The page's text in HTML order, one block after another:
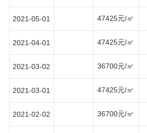
2021-05-01 47425元/㎡
2021-04-01 47425元/㎡
2021-03-02 36700元/㎡
2021-03-01 47425元/㎡
2021-02-02 36700元/㎡